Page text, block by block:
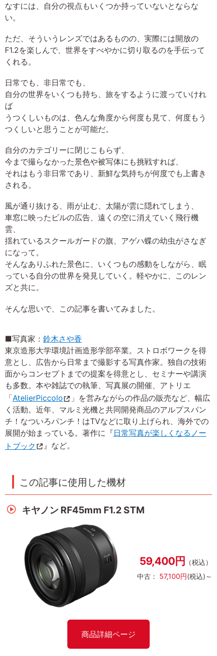
なすには、自分の視点もいくつか持っていないとならな
い。
ただ、そういうレンズではあるものの、実際には開放の
F1.2を楽しんで、世界をすべやかに切り取るのを手伝って
くれる。
日常でも、非日常でも、
自分の世界をいくつも持ち、旅をするように渡っていけれ
ば
うつくしいものは、色んな角度から何度も見て、何度もう
つくしいと思うことが可能だ。
自分のカテゴリーに閉じこもらず、
今まで撮らなかった景色や被写体にも挑戦すれば、
それはもう非日常であり、新鮮な気持ちが何度でも上書き
される。
風が通り抜ける、雨が止む、太陽が雲に隠れてしまう、
車窓に映ったビルの広告、遠くの空に消えていく飛行機
雲、
揺れているスクールガードの旗、アゲハ蝶の幼虫がさなぎ
になって。
そんなありふれた景色に、いくつもの感動をしながら、眠
っている自分の世界を発見していく。軽やかに、このレン
ズと共に。
そんな思いで、この記事を書いてみました。
■写真家： 鈴木さや香
東京造形大学環境計画造形学部卒業。ストロボワークを得
意とし、広告から日常まで撮影する写真作家。独自の技術
面からコンセプトまでの提案を得意とし、セミナーや講演
も多数。本や雑誌での執筆、写真展の開催、アトリエ
「AtelierPiccolo
」を営みながらの作品の販売など、幅広
く活動。近年、マルミ光機と共同開発商品のアルプスパン
チ！なついろパンチ！はTVなどに取り上げられ、海外での
展開が始まっている。著作に『日常写真が楽しくなるノー
トブック
』など。
この記事に使用した機材
キヤノン RF45mm F1.2 STM
59,400円 （税込）
中古： 57,100円(税込)～
商品詳細ページ